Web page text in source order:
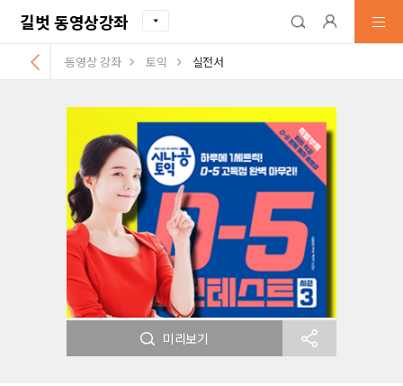
길벗 동영상강좌
동영상 강좌 토익 실전서
미리보기